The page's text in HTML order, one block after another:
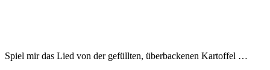
Spiel mir das Lied von der gefüllten, überbackenen Kartoffel …